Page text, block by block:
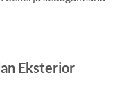
Eksterior